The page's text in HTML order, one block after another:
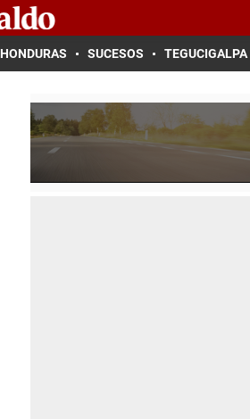
HONDURAS SUCESOS TEGUCIGALPA